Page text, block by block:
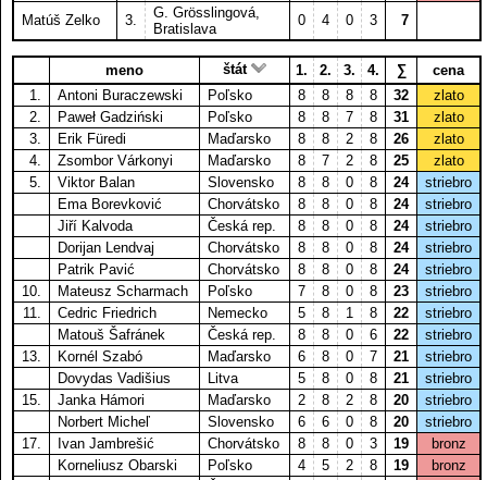
Matúš Zelko 3.
G. Grösslingová,
Bratislava
0 4 0 3 7
meno štát 1. 2. 3. 4. ∑
cena
1.
Antoni Buraczewski Poľsko 8 8 8 8 32
zlato
2.
Paweł Gadziński Poľsko 8 8 7 8 31
zlato
3.
Erik Füredi Maďarsko 8 8 2 8 26
zlato
4.
Zsombor Várkonyi Maďarsko 8 7 2 8 25
zlato
5.
Viktor Balan Slovensko 8 8 0 8 24
striebro
Ema Borevković
Chorvátsko 8 8 0 8 24
striebro
Jiří Kalvoda
Česká rep. 8 8 0 8 24
striebro
Dorijan Lendvaj
Chorvátsko 8 8 0 8 24
striebro
Patrik Pavić
Chorvátsko 8 8 0 8 24
striebro
10.
Mateusz Scharmach Poľsko 7 8 0 8 23
striebro
11.
Cedric Friedrich Nemecko 5 8 1 8 22
striebro
Matouš Šafránek
Česká rep. 8 8 0 6 22
striebro
13.
Kornél Szabó Maďarsko 6 8 0 7 21
striebro
Dovydas Vadišius
Litva 5 8 0 8 21
striebro
15.
Janka Hámori Maďarsko 2 8 2 8 20
striebro
Norbert Micheľ
Slovensko 6 6 0 8 20
striebro
17.
Ivan Jambrešić Chorvátsko 8 8 0 3 19
bronz
Korneliusz Obarski
Poľsko 4 5 2 8 19
bronz